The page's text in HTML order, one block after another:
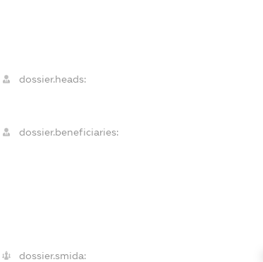
dossier.heads:
dossier.beneficiaries:
dossier.smida: